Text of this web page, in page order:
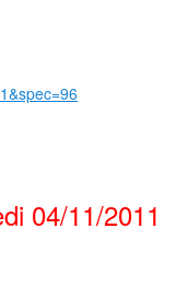
04/11/2011